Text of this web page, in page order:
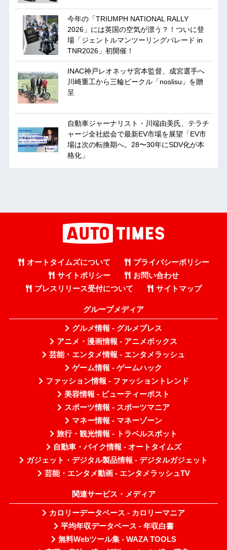
今年の「TRIUMPH NATIONAL RALLY
2026」には英国の空気が漂う？！ついに登
場「ジェントルマンツーリングパレード in
TNR2026」初開催！
INAC神戸レオネッサ宮本監督、成宮選手へ
川崎重工から三輪ビークル「noslisu」を贈
呈
自動車ジャーナリスト・川端由美氏、テラチ
ャージ全社総会で最新EV市場を展望「EV市
場は次の転換期へ。28〜30年にSDV化が本
格化」
オートタイムズについて
プライバシーポリシー
サイトポリシー
お問い合わせ
プレスリリース受付について
サイトマップ
グループメディア
グルメ情報 - グルメプレス
アニメ・漫画情報 - アニメボックス
芸能・エンタメ情報 - エンタメラッシュ
ゲーム情報 - ゲームハック
ファッション情報 - ファッショントレンド
美容情報 - ビューティーポスト
スポーツ情報 - スポーツマニア
マネー情報 - マネーゾーン
旅行・観光情報 - トラベルスポット
自動車・バイク情報 - オートタイムズ
ガジェット・デジタル製品情報 - デジタルガジェット
芸能・エンタメ動画 - エンタメラッシュTV
関連サービス・メディア
カロリーデータベース - カロリーマニア
平均年収データベース - 年収白書
無料Webツール集 - WAZA TOOLS